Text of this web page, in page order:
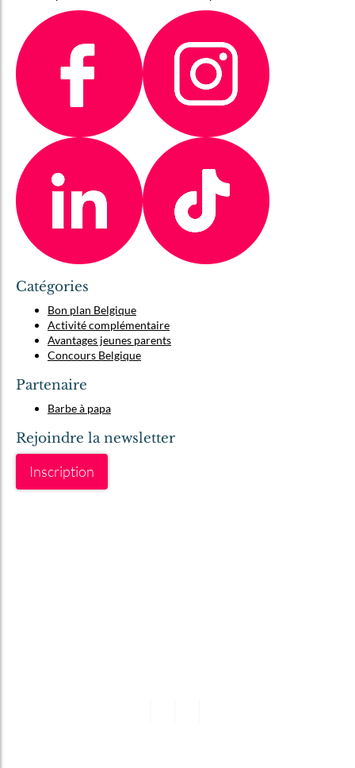
Catégories
Bon plan Belgique
Activité complémentaire
Avantages jeunes parents
Concours Belgique
Partenaire
Barbe à papa
Rejoindre la newsletter
Inscription